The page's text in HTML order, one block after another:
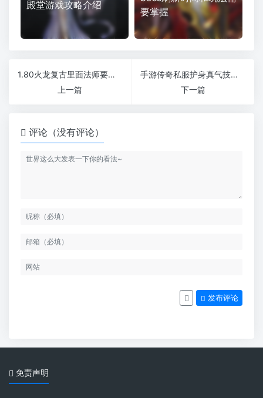
殿堂游戏攻略介绍
要掌握
1.80火龙复古里面法师要怎么运用防火技能仿盛大合击1.76
上一篇
手游传奇私服护身真气技能如何躲避
下一篇
评论（没有评论）
发布评论
免责声明